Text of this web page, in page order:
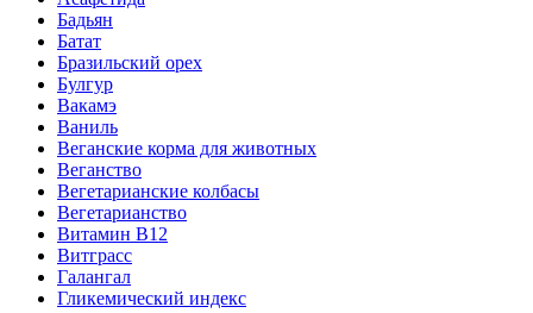
Бадьян
Батат
Бразильский орех
Булгур
Вакамэ
Ваниль
Веганские корма для животных
Веганство
Вегетарианские колбасы
Вегетарианство
Витамин B12
Витграсс
Галангал
Гликемический индекс